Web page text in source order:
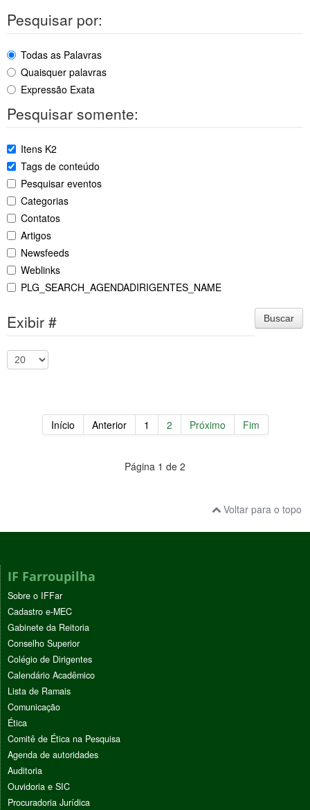
Pesquisar por:
Todas as Palavras
Quaisquer palavras
Expressão Exata
Pesquisar somente:
Itens K2
Tags de conteúdo
Pesquisar eventos
Categorias
Contatos
Artigos
Newsfeeds
Weblinks
PLG_SEARCH_AGENDADIRIGENTES_NAME
Buscar
Exibir #
Início Anterior 1 2 Próximo Fim
Página 1 de 2
Voltar para o topo
IF Farroupilha
Sobre o IFFar
Cadastro e-MEC
Gabinete da Reitoria
Conselho Superior
Colégio de Dirigentes
Calendário Acadêmico
Lista de Ramais
Comunicação
Ética
Comitê de Ética na Pesquisa
Agenda de autoridades
Auditoria
Ouvidoria e SIC
Procuradoria Jurídica